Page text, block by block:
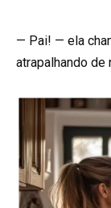
— Pai! — ela
atrapalhando de